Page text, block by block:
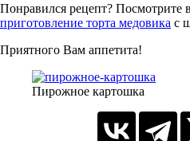
Понравился рецепт? Посмотрите
приготовление торта медовика с
Приятного Вам аппетита!
Пирожное картошка